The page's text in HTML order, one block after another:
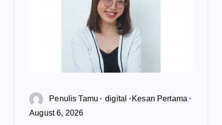
Penulis Tamu digital
Kesan Pertama
August 6, 2026